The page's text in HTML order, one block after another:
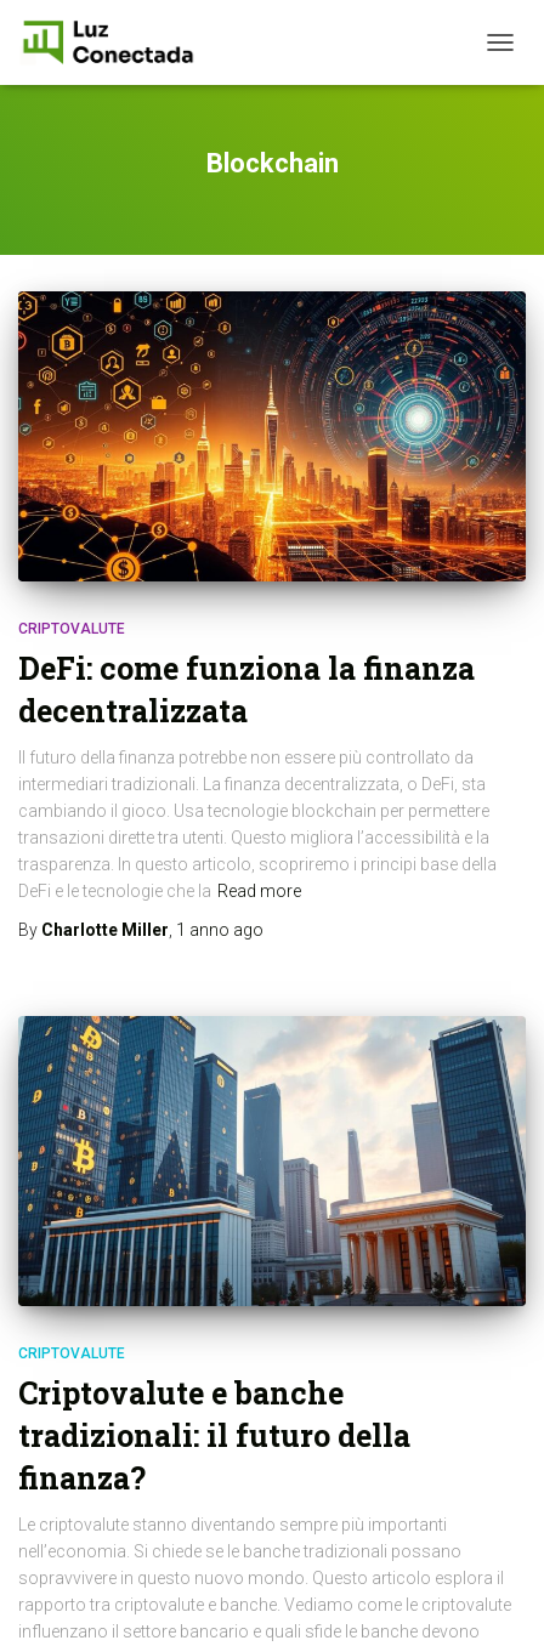
Blockchain
CRIPTOVALUTE
DeFi: come funziona la finanza
decentralizzata
Il futuro della finanza potrebbe non essere più controllato da
intermediari tradizionali. La finanza decentralizzata, o DeFi, sta
cambiando il gioco. Usa tecnologie blockchain per permettere
transazioni dirette tra utenti. Questo migliora l’accessibilità e la
trasparenza. In questo articolo, scopriremo i principi base della
DeFi e le tecnologie che la Read more
By Charlotte Miller 1 anno ago
CRIPTOVALUTE
Criptovalute e banche
tradizionali: il futuro della
finanza?
Le criptovalute stanno diventando sempre più importanti
nell’economia. Si chiede se le banche tradizionali possano
sopravvivere in questo nuovo mondo. Questo articolo esplora il
rapporto tra criptovalute e banche. Vediamo come le criptovalute
influenzano il settore bancario e quali sfide le banche devono